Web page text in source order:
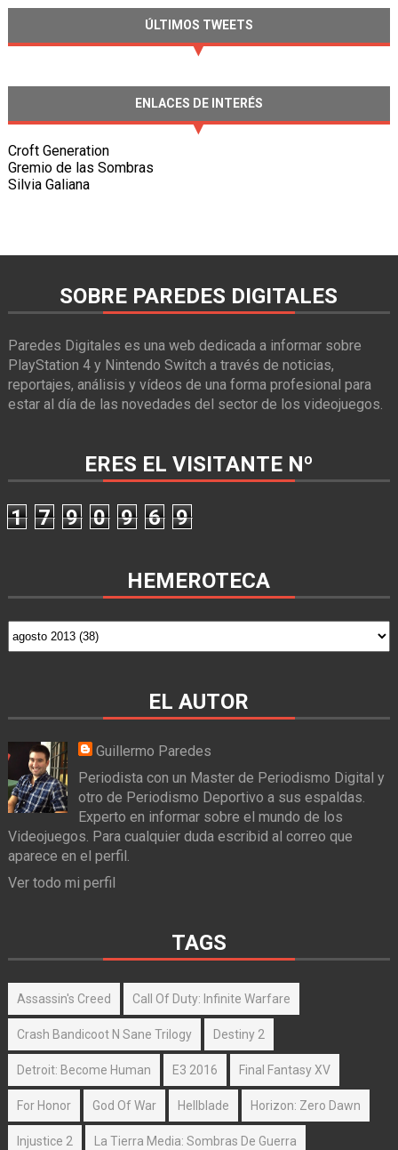
ÚLTIMOS TWEETS
ENLACES DE INTERÉS
Croft Generation
Gremio de las Sombras
Silvia Galiana
SOBRE PAREDES DIGITALES
Paredes Digitales es una web dedicada a informar sobre
PlayStation 4 y Nintendo Switch a través de noticias,
reportajes, análisis y vídeos de una forma profesional para
estar al día de las novedades del sector de los videojuegos.
ERES EL VISITANTE Nº
1 7 9 0 9 6 9
HEMEROTECA
EL AUTOR
Guillermo Paredes
Periodista con un Master de Periodismo Digital y
otro de Periodismo Deportivo a sus espaldas.
Experto en informar sobre el mundo de los
Videojuegos. Para cualquier duda escribid al correo que
aparece en el perfil.
Ver todo mi perfil
TAGS
Assassin's Creed Call Of Duty: Infinite Warfare
Crash Bandicoot N Sane Trilogy Destiny 2
Detroit: Become Human E3 2016 Final Fantasy XV
For Honor God Of War Hellblade Horizon: Zero Dawn
Injustice 2 La Tierra Media: Sombras De Guerra